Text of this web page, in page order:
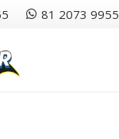
81 2073 9955